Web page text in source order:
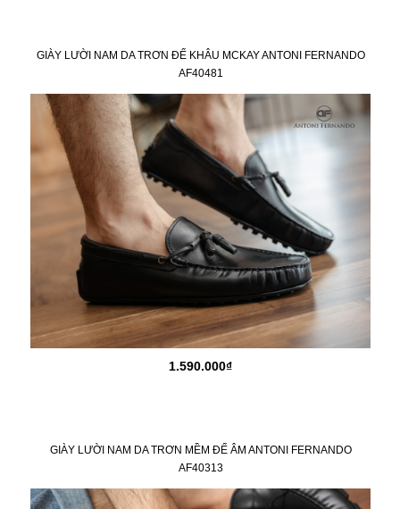
GIÀY LƯỜI NAM DA TRƠN ĐẾ KHÂU MCKAY ANTONI FERNANDO
AF40481
1.590.000₫
GIÀY LƯỜI NAM DA TRƠN MỀM ĐẾ ÂM ANTONI FERNANDO
AF40313